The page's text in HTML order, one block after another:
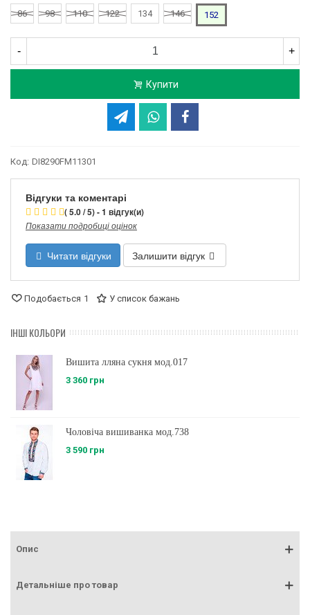
86
98 110 122 134 146 152
- +
Купити
Код: DI8290FM11301
Відгуки та коментарі
( 5.0 / 5) - 1 відгук(и)
Показати подробиці оцінок
Читати відгуки Залишити відгук
Подобається 1 У список бажань
ІНШІ КОЛЬОРИ
Вишита лляна сукня мод.017
3 360 грн
Чоловіча вишиванка мод.738
3 590 грн
Опис
Детальніше про товар